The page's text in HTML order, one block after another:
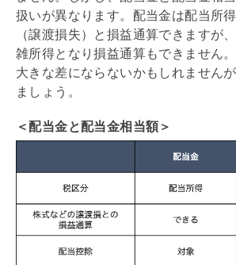
扱いが異なります。配当金は配当所
（譲渡損失）と損益通算できますが
雑所得となり損益通算もできません。
大きな差にならないかもしれません
ましょう。
＜配当金と配当金相当額＞